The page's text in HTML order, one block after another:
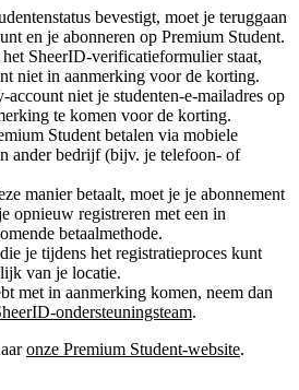
bevestigt, moet je teruggaan
en je abonneren op Premium Student.
SheerID-verificatieformulier staat,
niet in aanmerking voor de korting.
account niet je studenten-e-mailadres op
te komen voor de korting.
Student betalen via mobiele
ander bedrijf (bijv. je telefoon- of
manier betaalt, moet je je abonnement
opnieuw registreren met een in
betaalmethode.
je tijdens het registratieproces kunt
van je locatie.
met in aanmerking komen, neem dan
ondersteuningsteam.
onze Premium Student-website.